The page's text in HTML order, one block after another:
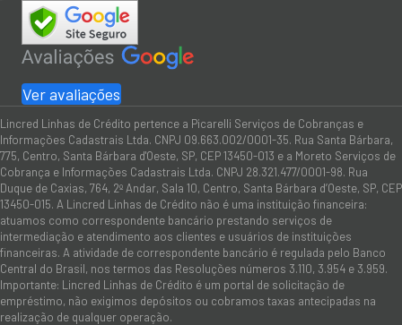
Ver avaliações
Lincred Linhas de Crédito pertence a Picarelli Serviços de Cobranças e
Informações Cadastrais Ltda. CNPJ 09.663.002/0001-35. Rua Santa Bárbara,
775, Centro, Santa Bárbara d'Oeste, SP, CEP 13450-013 e a Moreto Serviços de
Cobrança e Informações Cadastrais Ltda. CNPJ 28.321.477/0001-98. Rua
Duque de Caxias, 764, 2º Andar, Sala 10, Centro, Santa Bárbara d’Oeste, SP, CEP
13450-015. A Lincred Linhas de Crédito não é uma instituição financeira:
atuamos como correspondente bancário prestando serviços de
intermediação e atendimento aos clientes e usuários de instituições
financeiras. A atividade de correspondente bancário é regulada pelo Banco
Central do Brasil, nos termos das Resoluções números 3.110, 3.954 e 3.959.
Importante: Lincred Linhas de Crédito é um portal de solicitação de
empréstimo, não exigimos depósitos ou cobramos taxas antecipadas na
realização de qualquer operação.